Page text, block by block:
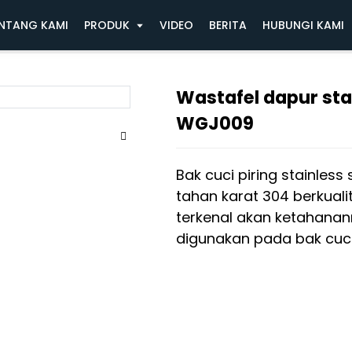
KAMI PRODUK VIDEO BERITA HUBUNGI KAMI
Wastafel dapur stainless steel Dounle
Wastafel dapur
WGJ009
Bak cuci piring
tahan karat 304
terkenal akan
digunakan pada bak